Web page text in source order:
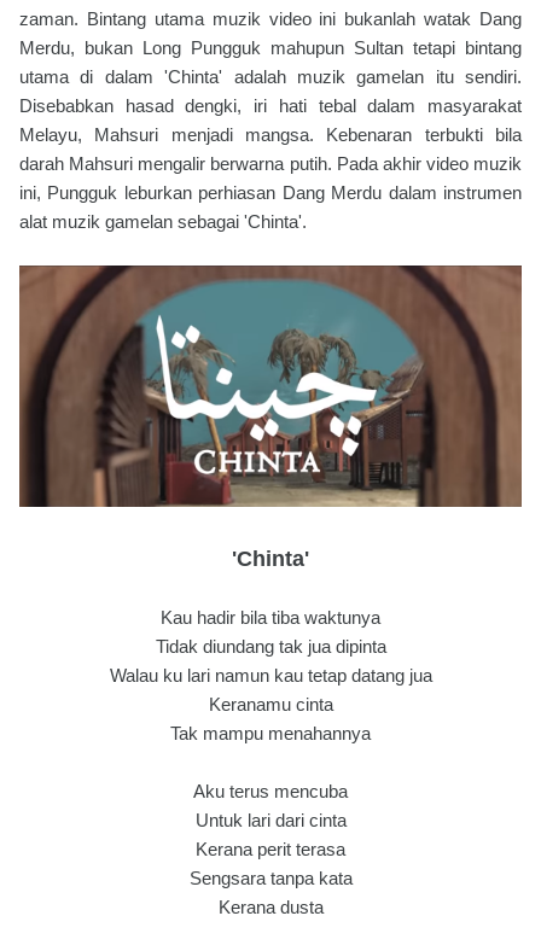
zaman. Bintang utama muzik video ini bukanlah watak Dang
Merdu, bukan Long Pungguk mahupun Sultan tetapi bintang
utama di dalam 'Chinta' adalah muzik gamelan itu sendiri.
Disebabkan hasad dengki, iri hati tebal dalam masyarakat
Melayu, Mahsuri menjadi mangsa. Kebenaran terbukti bila
darah Mahsuri mengalir berwarna putih. Pada akhir video muzik
ini, Pungguk leburkan perhiasan Dang Merdu dalam instrumen
alat muzik gamelan sebagai 'Chinta'.
'Chinta'
Kau hadir bila tiba waktunya
Tidak diundang tak jua dipinta
Walau ku lari namun kau tetap datang jua
Keranamu cinta
Tak mampu menahannya
Aku terus mencuba
Untuk lari dari cinta
Kerana perit terasa
Sengsara tanpa kata
Kerana dusta